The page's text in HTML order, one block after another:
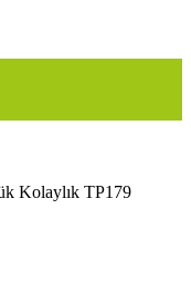
Kolaylık TP179